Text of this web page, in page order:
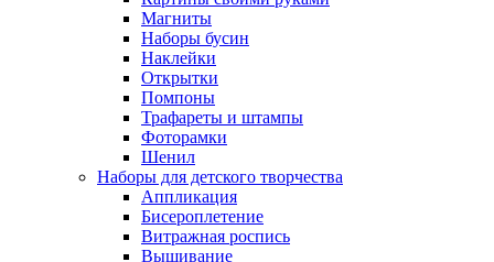
Магниты
Наборы бусин
Наклейки
Открытки
Помпоны
Трафареты и штампы
Фоторамки
Шенил
Наборы для детского творчества
Аппликация
Бисероплетение
Витражная роспись
Вышивание